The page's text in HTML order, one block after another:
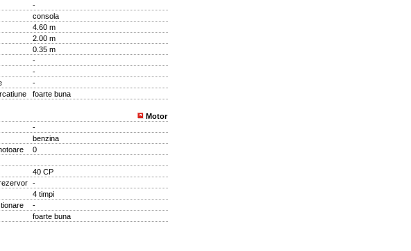
-
consola
4.60 m
2.00 m
0.35 m
-
-
-
foarte buna
Motor
-
benzina
0
40 CP
-
4 timpi
-
foarte buna